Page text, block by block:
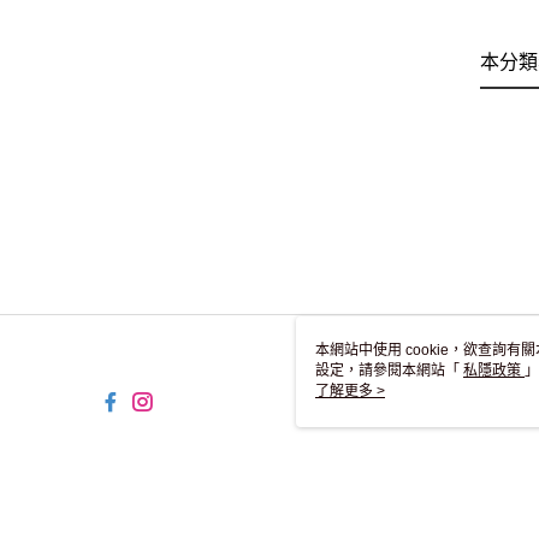
本分
本網站中使用 cookie，欲查詢有
設定，請參閱本網站「 私隱政策
用 cookie。
了解更多 >